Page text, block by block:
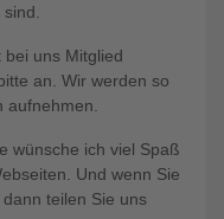
uns Mitglied
an. Wir werden so
aufnehmen.
wünsche ich viel Spaß
Und wenn Sie
teilen Sie uns